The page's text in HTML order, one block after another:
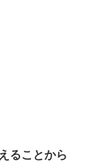
ることから